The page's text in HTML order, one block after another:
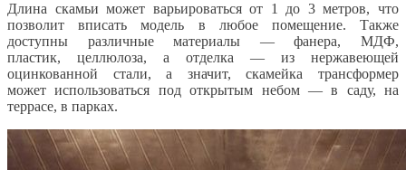
Длина скамьи может варьироваться от 1 до 3 метров, что
позволит вписать модель в любое помещение. Также
доступны различные материалы — фанера, МДФ,
пластик, целлюлоза, а отделка — из нержавеющей
оцинкованной стали, а значит, скамейка трансформер
может использоваться под открытым небом — в саду, на
террасе, в парках.